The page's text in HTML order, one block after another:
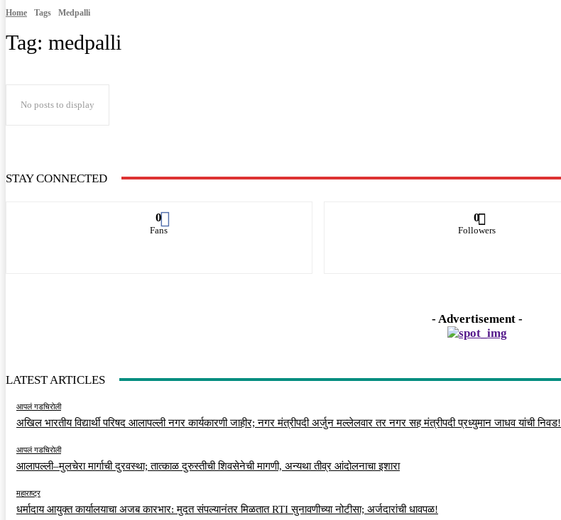
Home Tags Medpalli
Tag: medpalli
No posts to display
STAY CONNECTED
0
Fans
0
Followers
- Advertisement -
LATEST ARTICLES
आपलं गडचिरोली
अखिल भारतीय विद्यार्थी परिषद आलापल्ली नगर कार्यकारणी जाहीर; नगर मंत्रीपदी अर्जुन मल्लेलवार तर नगर सह मंत्रीपदी प्रध्युमान जाधव यांची निवड!
आपलं गडचिरोली
आलापल्ली–मुलचेरा मार्गाची दुरवस्था; तात्काळ दुरुस्तीची शिवसेनेची मागणी, अन्यथा तीव्र आंदोलनाचा इशारा
महाराष्ट्र
धर्मादाय आयुक्त कार्यालयाचा अजब कारभार: मुदत संपल्यानंतर मिळतात RTI सुनावणीच्या नोटीसा; अर्जदारांची धावपळ!